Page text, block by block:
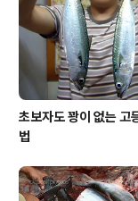
초보자도 꽝이 없는 고
법